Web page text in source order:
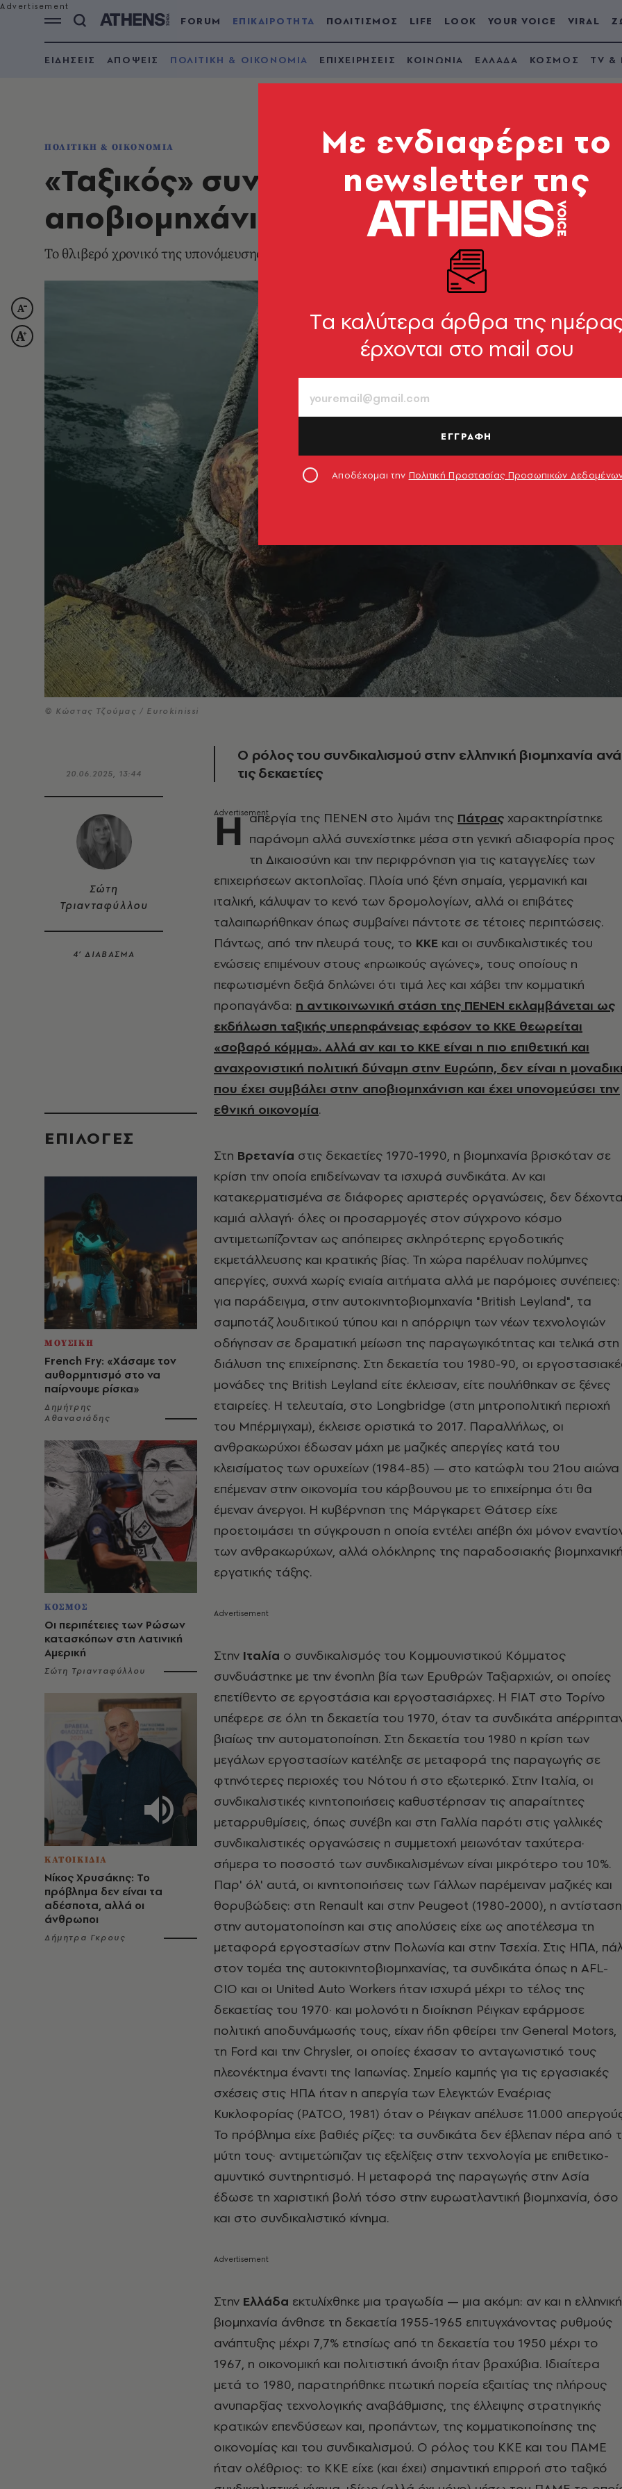
FORUM ΕΠΙΚΑΙΡΟΤΗΤΑ ΠΟΛΙΤΙΣΜΟΣ LIFE LOOK YOUR VOICE VIRAL
ΕΙΔΗΣΕΙΣ ΑΠΟΨΕΙΣ ΠΟΛΙΤΙΚΗ & ΟΙΚΟΝΟΜΙΑ ΕΠΙΧΕΙΡΗΣΕΙΣ ΚΟΙΝΩΝΙΑ ΕΛΛΑΔΑ ΚΟΣΜΟΣ TV &
ΠΟΛΙΤΙΚΗ & ΟΙΚΟΝΟΜΙΑ
«Ταξικός» συνδικαλισμός και
αποβιομηχάνιση
Το θλιβερό χρονικό της υπονόμευσης της ελληνικής βιομηχανίας
© Κώστας Τζούμας / Eurokinissi
20.06.2025, 13:44
Σώτη
Τριανταφύλλου
4’ ΔΙΑΒΑΣΜΑ
EΠΙΛΟΓΈΣ
ΜΟΥΣΙΚΗ
French Fry: «Χάσαμε τον
αυθορμητισμό στο να
παίρνουμε ρίσκα»
Δημήτρης
Αθανασιάδης
ΚΟΣΜΟΣ
Οι περιπέτειες των Ρώσων
κατασκόπων στη Λατινική
Αμερική
Σώτη Τριανταφύλλου
ΚΑΤΟΙΚΙΔΙΑ
Νίκος Χρυσάκης: Το
πρόβλημα δεν είναι τα
αδέσποτα, αλλά οι
άνθρωποι
Δήμητρα Γκρους
Ο ρόλος του συνδικαλισμού στην ελληνική βιομηχανία ανά
τις δεκαετίες
H απεργία της ΠΕΝΕΝ στο λιμάνι της Πάτρας χαρακτηρίστηκε
παράνομη αλλά συνεχίστηκε μέσα στη γενική αδιαφορία προς
τη Δικαιοσύνη και την περιφρόνηση για τις καταγγελίες των
επιχειρήσεων ακτοπλοΐας. Πλοία υπό ξένη σημαία, γερμανική και
ιταλική, κάλυψαν το κενό των δρομολογίων, αλλά οι επιβάτες
ταλαιπωρήθηκαν όπως συμβαίνει πάντοτε σε τέτοιες περιπτώσεις.
Πάντως, από την πλευρά τους, το ΚΚΕ και οι συνδικαλιστικές του
ενώσεις επιμένουν στους «ηρωικούς αγώνες», τους οποίους η
πεφωτισμένη δεξιά δηλώνει ότι τιμά λες και χάβει την κομματική
προπαγάνδα: η αντικοινωνική στάση της ΠΕΝΕΝ εκλαμβάνεται ως
εκδήλωση ταξικής υπερηφάνειας εφόσον το ΚΚΕ θεωρείται
«σοβαρό κόμμα». Αλλά αν και το ΚΚΕ είναι η πιο επιθετική και
αναχρονιστική πολιτική δύναμη στην Ευρώπη, δεν είναι η
που έχει συμβάλει στην αποβιομηχάνιση και έχει υπονομεύσει την
εθνική οικονομία.
Στη Βρετανία στις δεκαετίες 1970-1990, η βιομηχανία βρισκόταν σε
κρίση την οποία επιδείνωναν τα ισχυρά συνδικάτα. Αν και
κατακερματισμένα σε διάφορες αριστερές οργανώσεις, δεν
καμιά αλλαγή· όλες οι προσαρμογές στον σύγχρονο κόσμο
αντιμετωπίζονταν ως απόπειρες σκληρότερης εργοδοτικής
εκμετάλλευσης και κρατικής βίας. Τη χώρα παρέλυαν πολύμηνες
απεργίες, συχνά χωρίς ενιαία αιτήματα αλλά με παρόμοιες συνέπειες:
για παράδειγμα, στην αυτοκινητοβιομηχανία "British Leyland", τα
σαμποτάζ λουδιτικού τύπου και η απόρριψη των νέων τεχνολογιών
οδήγησαν σε δραματική μείωση της παραγωγικότητας και τελικά στη
διάλυση της επιχείρησης. Στη δεκαετία του 1980-90, οι
μονάδες της British Leyland είτε έκλεισαν, είτε πουλήθηκαν σε ξένες
εταιρείες. Η τελευταία, στο Longbridge (στη μητροπολιτική περιοχή
του Μπέρμιγχαμ), έκλεισε οριστικά το 2017. Παραλλήλως, οι
ανθρακωρύχοι έδωσαν μάχη με μαζικές απεργίες κατά του
κλεισίματος των ορυχείων (1984-85) — στο κατώφλι του 21ου αιώνα
επέμεναν στην οικονομία του κάρβουνου με το επιχείρημα ότι θα
έμεναν άνεργοι. Η κυβέρνηση της Μάργκαρετ Θάτσερ είχε
προετοιμάσει τη σύγκρουση η οποία εντέλει απέβη όχι μόνον
των ανθρακωρύχων, αλλά ολόκληρης της παραδοσιακής
εργατικής τάξης.
Στην Ιταλία ο συνδικαλισμός του Κομμουνιστικού Κόμματος
συνδυάστηκε με την ένοπλη βία των Ερυθρών Ταξιαρχιών, οι οποίες
επετίθεντο σε εργοστάσια και εργοστασιάρχες. Η FIAT στο Τορίνο
υπέφερε σε όλη τη δεκαετία του 1970, όταν τα συνδικάτα
βιαίως την αυτοματοποίηση. Στη δεκαετία του 1980 η κρίση των
μεγάλων εργοστασίων κατέληξε σε μεταφορά της παραγωγής σε
φτηνότερες περιοχές του Νότου ή στο εξωτερικό. Στην Ιταλία, οι
συνδικαλιστικές κινητοποιήσεις καθυστέρησαν τις απαραίτητες
μεταρρυθμίσεις, όπως συνέβη και στη Γαλλία παρότι στις γαλλικές
συνδικαλιστικές οργανώσεις η συμμετοχή μειωνόταν ταχύτερα·
σήμερα το ποσοστό των συνδικαλισμένων είναι μικρότερο του 10%.
Παρ' όλ' αυτά, οι κινητοποιήσεις των Γάλλων παρέμειναν μαζικές και
θορυβώδεις: στη Renault και στην Peugeot (1980-2000), η αντίσταση
στην αυτοματοποίηση και στις απολύσεις είχε ως αποτέλεσμα τη
μεταφορά εργοστασίων στην Πολωνία και στην Τσεχία. Στις ΗΠΑ,
στον τομέα της αυτοκινητοβιομηχανίας, τα συνδικάτα όπως η AFL-
CIO και οι United Auto Workers ήταν ισχυρά μέχρι το τέλος της
δεκαετίας του 1970· και μολονότι η διοίκηση Ρέιγκαν εφάρμοσε
πολιτική αποδυνάμωσής τους, είχαν ήδη φθείρει την General Motors,
τη Ford και την Chrysler, οι οποίες έχασαν το ανταγωνιστικό τους
πλεονέκτημα έναντι της Ιαπωνίας. Σημείο καμπής για τις εργασιακές
σχέσεις στις ΗΠΑ ήταν η απεργία των Ελεγκτών Εναέριας
Κυκλοφορίας (PATCO, 1981) όταν ο Ρέιγκαν απέλυσε 11.000
Το πρόβλημα είχε βαθιές ρίζες: τα συνδικάτα δεν έβλεπαν πέρα από
μύτη τους· αντιμετώπιζαν τις εξελίξεις στην τεχνολογία με επιθετικο-
αμυντικό συντηρητισμό. Η μεταφορά της παραγωγής στην Ασία
έδωσε τη χαριστική βολή τόσο στην ευρωατλαντική βιομηχανία, όσο
και στο συνδικαλιστικό κίνημα.
Στην Ελλάδα εκτυλίχθηκε μια τραγωδία — μια ακόμη: αν και η ελληνική
βιομηχανία άνθησε τη δεκαετία 1955-1965 επιτυγχάνοντας ρυθμούς
ανάπτυξης μέχρι 7,7% ετησίως από τη δεκαετία του 1950 μέχρι το
1967, η οικονομική και πολιτιστική άνοιξη ήταν βραχύβια. Ιδιαίτερα
μετά το 1980, παρατηρήθηκε πτωτική πορεία εξαιτίας της πλήρους
ανυπαρξίας τεχνολογικής αναβάθμισης, της έλλειψης στρατηγικής
κρατικών επενδύσεων και, προπάντων, της κομματικοποίησης της
οικονομίας και του συνδικαλισμού. Ο ρόλος του ΚΚΕ και του ΠΑΜΕ
ήταν ολέθριος: το ΚΚΕ είχε (και έχει) σημαντική επιρροή στο ταξικό
Mε ενδιαφέρει το
newsletter της
Tα καλύτερα άρθρα της
έρχονται στο mail σου
ΕΓΓΡΑΦΗ
Αποδέχομαι την Πολιτική Προστασίας Προσωπικών